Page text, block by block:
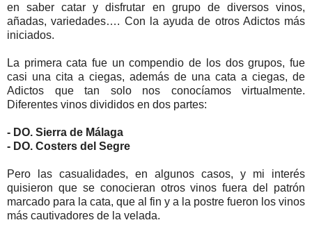
en saber catar y disfrutar en grupo de diversos vinos,
añadas, variedades…. Con la ayuda de otros Adictos más
iniciados.
La primera cata fue un compendio de los dos grupos, fue
casi una cita a ciegas, además de una cata a ciegas, de
Adictos que tan solo nos conocíamos virtualmente.
Diferentes vinos divididos en dos partes:
- DO. Sierra de Málaga
- DO. Costers del Segre
Pero las casualidades, en algunos casos, y mi interés
quisieron que se conocieran otros vinos fuera del patrón
marcado para la cata, que al fin y a la postre fueron los vinos
más cautivadores de la velada.